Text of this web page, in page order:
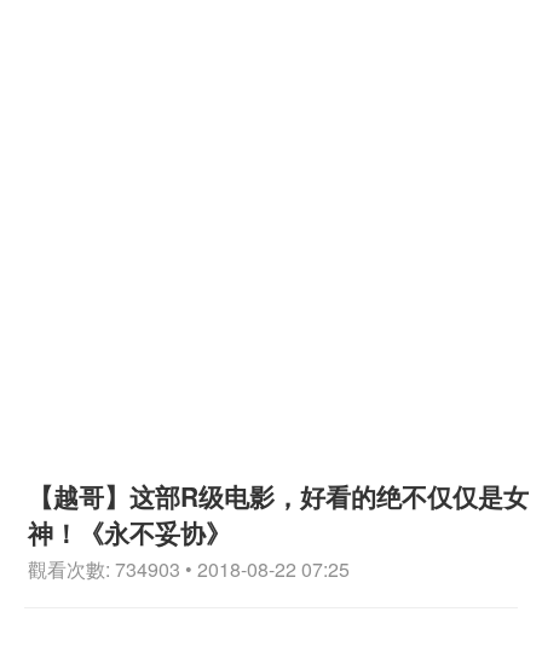
【越哥】这部R级电影，好看的绝不仅仅是女
神！《永不妥协》
觀看次數: 734903 • 2018-08-22 07:25